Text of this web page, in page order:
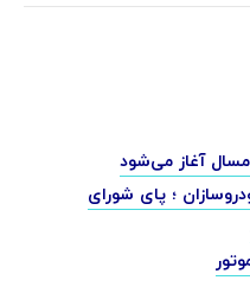
آغاز می‌شود
خودروسازان ؛ پای شورای